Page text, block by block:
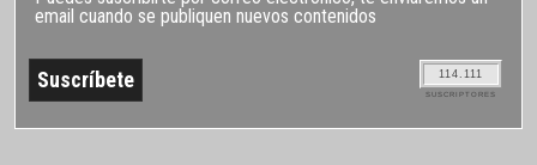
email cuando se publiquen nuevos contenidos
114.111
SUSCRIPTORES